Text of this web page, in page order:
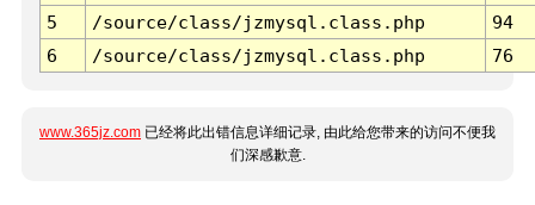
5
/source/class/jzmysql.class.php
94
6
/source/class/jzmysql.class.php 76
www.365jz.com 已经将此出错信息详细记录, 由此给您带来的访问不便我
们深感歉意.